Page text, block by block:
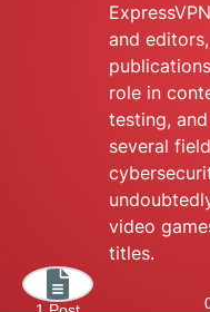
and
role in
testing,
several
video
titles.